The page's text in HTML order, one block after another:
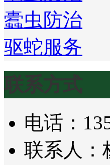
蠹虫防治
驱蛇服务
联系方式
电话：
联系人：